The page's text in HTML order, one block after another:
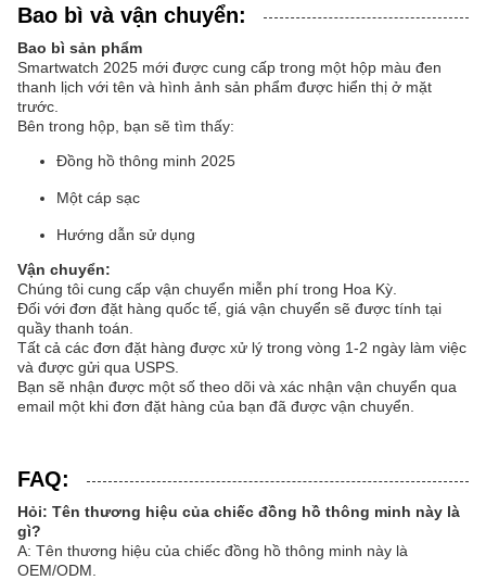
Bao bì và vận chuyển:
Bao bì sản phẩm
Smartwatch 2025 mới được cung cấp trong một hộp màu đen
thanh lịch với tên và hình ảnh sản phẩm được hiển thị ở mặt
trước.
Bên trong hộp, bạn sẽ tìm thấy:
Đồng hồ thông minh 2025
Một cáp sạc
Hướng dẫn sử dụng
Vận chuyển:
Chúng tôi cung cấp vận chuyển miễn phí trong Hoa Kỳ.
Đối với đơn đặt hàng quốc tế, giá vận chuyển sẽ được tính tại
quầy thanh toán.
Tất cả các đơn đặt hàng được xử lý trong vòng 1-2 ngày làm việc
và được gửi qua USPS.
Bạn sẽ nhận được một số theo dõi và xác nhận vận chuyển qua
email một khi đơn đặt hàng của bạn đã được vận chuyển.
FAQ:
Hỏi: Tên thương hiệu của chiếc đồng hồ thông minh này là
gì?
A: Tên thương hiệu của chiếc đồng hồ thông minh này là
OEM/ODM.